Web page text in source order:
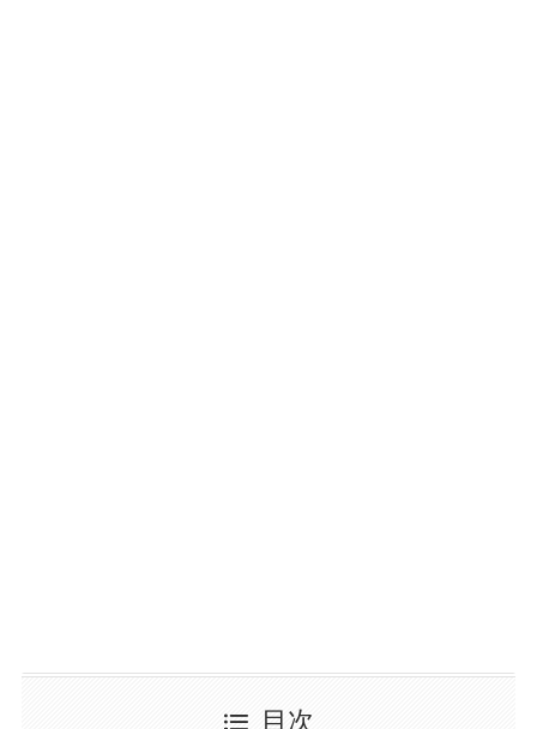
目次